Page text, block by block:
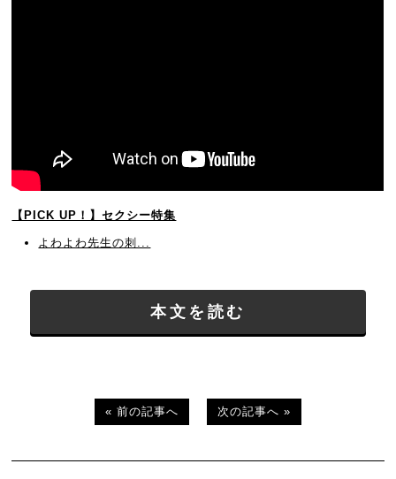
【PICK UP！】セクシー特集
よわよわ先生の刺...
本文を読む
« 前の記事へ 次の記事へ »